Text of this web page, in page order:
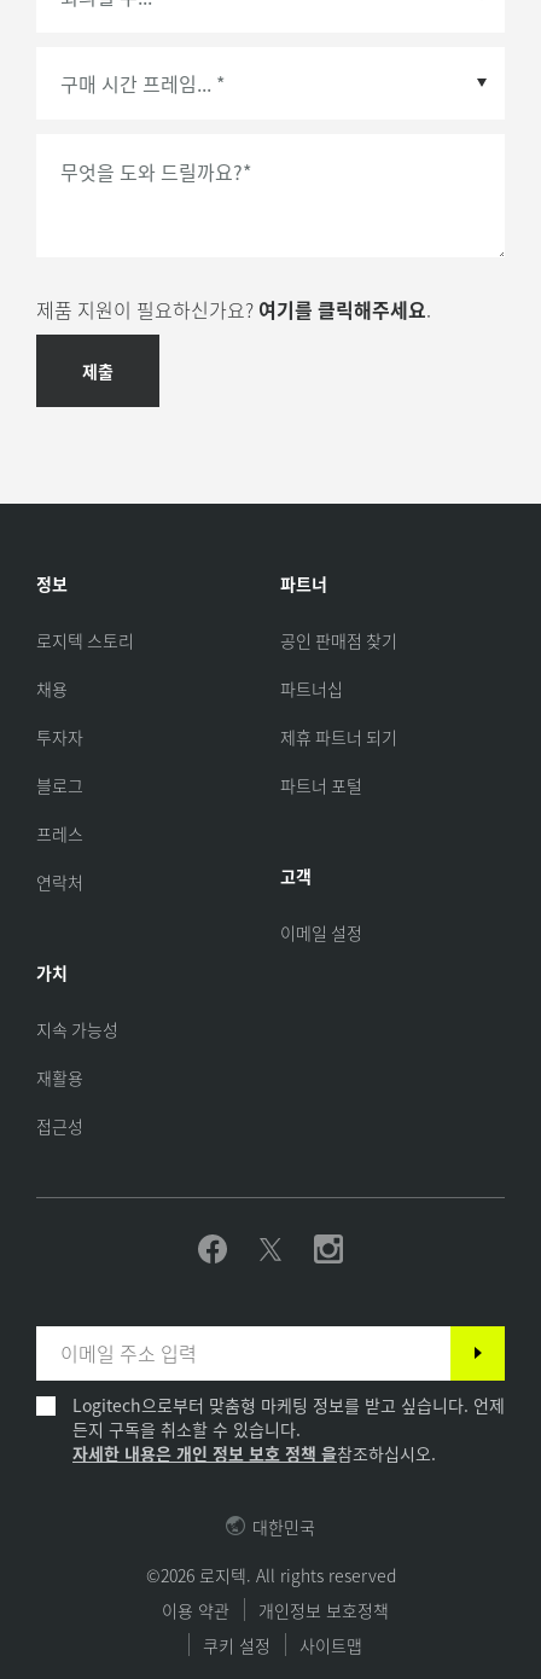
회의실 수 *
무엇을 도와 드릴까요?*
제품 지원이 필요하신가요? 여기를 클릭해주세요.
제출
정보
로지텍 스토리
채용
투자자
블로그
프레스
연락처
가치
지속 가능성
재활용
접근성
파트너
공인 판매점 찾기
파트너십
제휴 파트너 되기
파트너 포털
고객
이메일 설정
Logitech으로부터 맞춤형 마케팅 정보를 받고 싶습니다. 언제
든지 구독을 취소할 수 있습니다.
자세한 내용은 개인 정보 보호 정책 을참조하십시오.
©2026 로지텍. All rights reserved
이용 약관
개인정보 보호정책
쿠키 설정
사이트맵
대한민국